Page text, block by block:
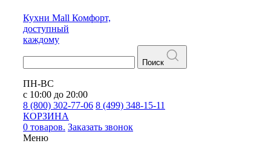
Кухни Mall Комфорт,
доступный
каждому
Поиск
ПН-ВС
с 10:00 до 20:00
8 (800) 302-77-06 8 (499) 348-15-11
КОРЗИНА
0 товаров. Заказать звонок
Меню